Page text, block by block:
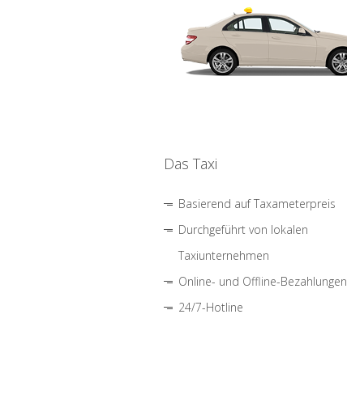
Das Taxi
Basierend auf Taxameterpreis
Durchgeführt von lokalen
Taxiunternehmen
Online- und Offline-Bezahlungen
24/7-Hotline